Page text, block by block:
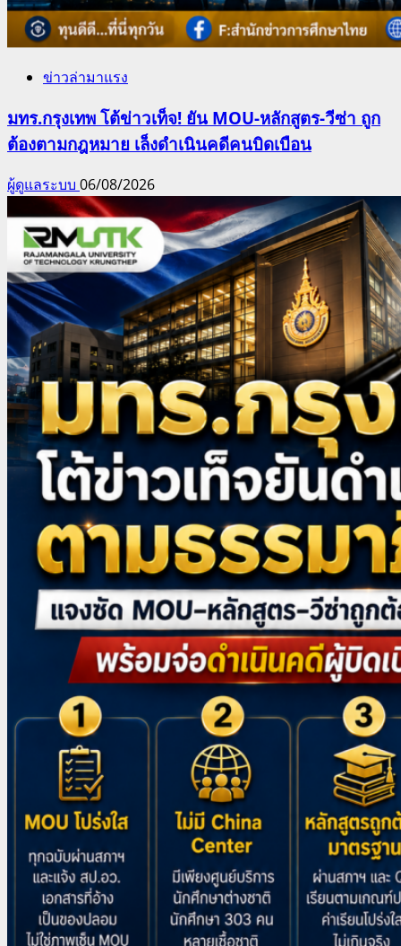
ข่าวล่ามาแรง
มทร.กรุงเทพ โต้ข่าวเท็จ! ยัน MOU-หลักสูตร-วีซ่า ถูก
ต้องตามกฎหมาย เล็งดำเนินคดีคนบิดเบือน
ผู้ดูแลระบบ 06/08/2026